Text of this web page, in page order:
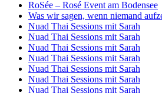
RoSée – Rosé Event am Bodensee
Was wir sagen, wenn niemand
Nuad Thai Sessions mit Sarah
Nuad Thai Sessions mit Sarah
Nuad Thai Sessions mit Sarah
Nuad Thai Sessions mit Sarah
Nuad Thai Sessions mit Sarah
Nuad Thai Sessions mit Sarah
Nuad Thai Sessions mit Sarah